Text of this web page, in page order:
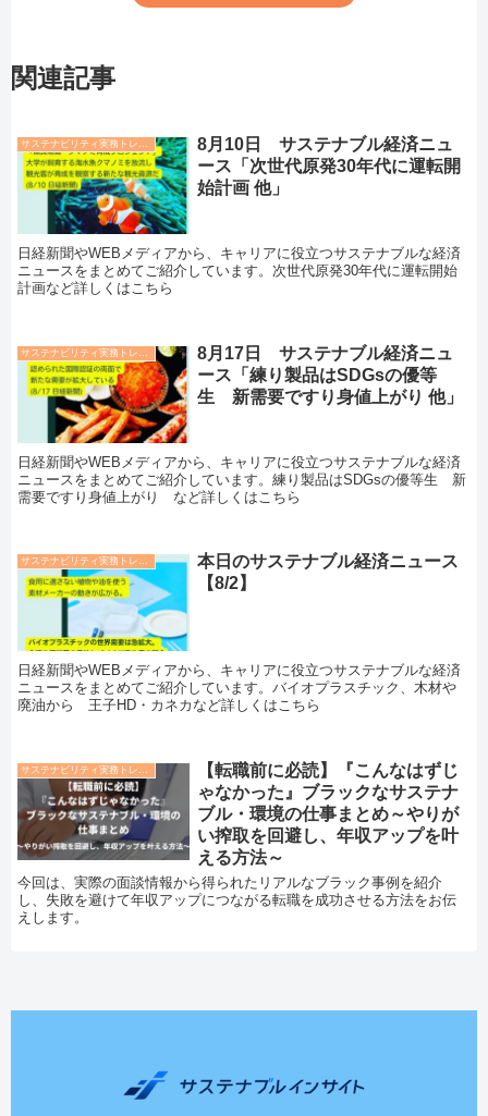
関連記事
サステナビリティ実務トレンド
8月10日 サステナブル経済ニュ
ース「次世代原発30年代に運転開
始計画 他」
日経新聞やWEBメディアから、キャリアに役立つサステナブルな経済
ニュースをまとめてご紹介しています。次世代原発30年代に運転開始
計画など詳しくはこちら
8月17日 サステナブル経済ニュ
ース「練り製品はSDGsの優等
生 新需要ですり身値上がり 他」
日経新聞やWEBメディアから、キャリアに役立つサステナブルな経済
ニュースをまとめてご紹介しています。練り製品はSDGsの優等生 新
需要ですり身値上がり など詳しくはこちら
サステナビリティ実務トレンド
本日のサステナブル経済ニュース
【8/2】
日経新聞やWEBメディアから、キャリアに役立つサステナブルな経済
ニュースをまとめてご紹介しています。バイオプラスチック、木材や
廃油から 王子HD・カネカなど詳しくはこちら
サステナビリティ実務トレンド
【転職前に必読】『こんなはずじ
ゃなかった』ブラックなサステナ
ブル・環境の仕事まとめ～やりが
い搾取を回避し、年収アップを叶
える方法～
今回は、実際の面談情報から得られたリアルなブラック事例を紹介
し、失敗を避けて年収アップにつながる転職を成功させる方法をお伝
えします。